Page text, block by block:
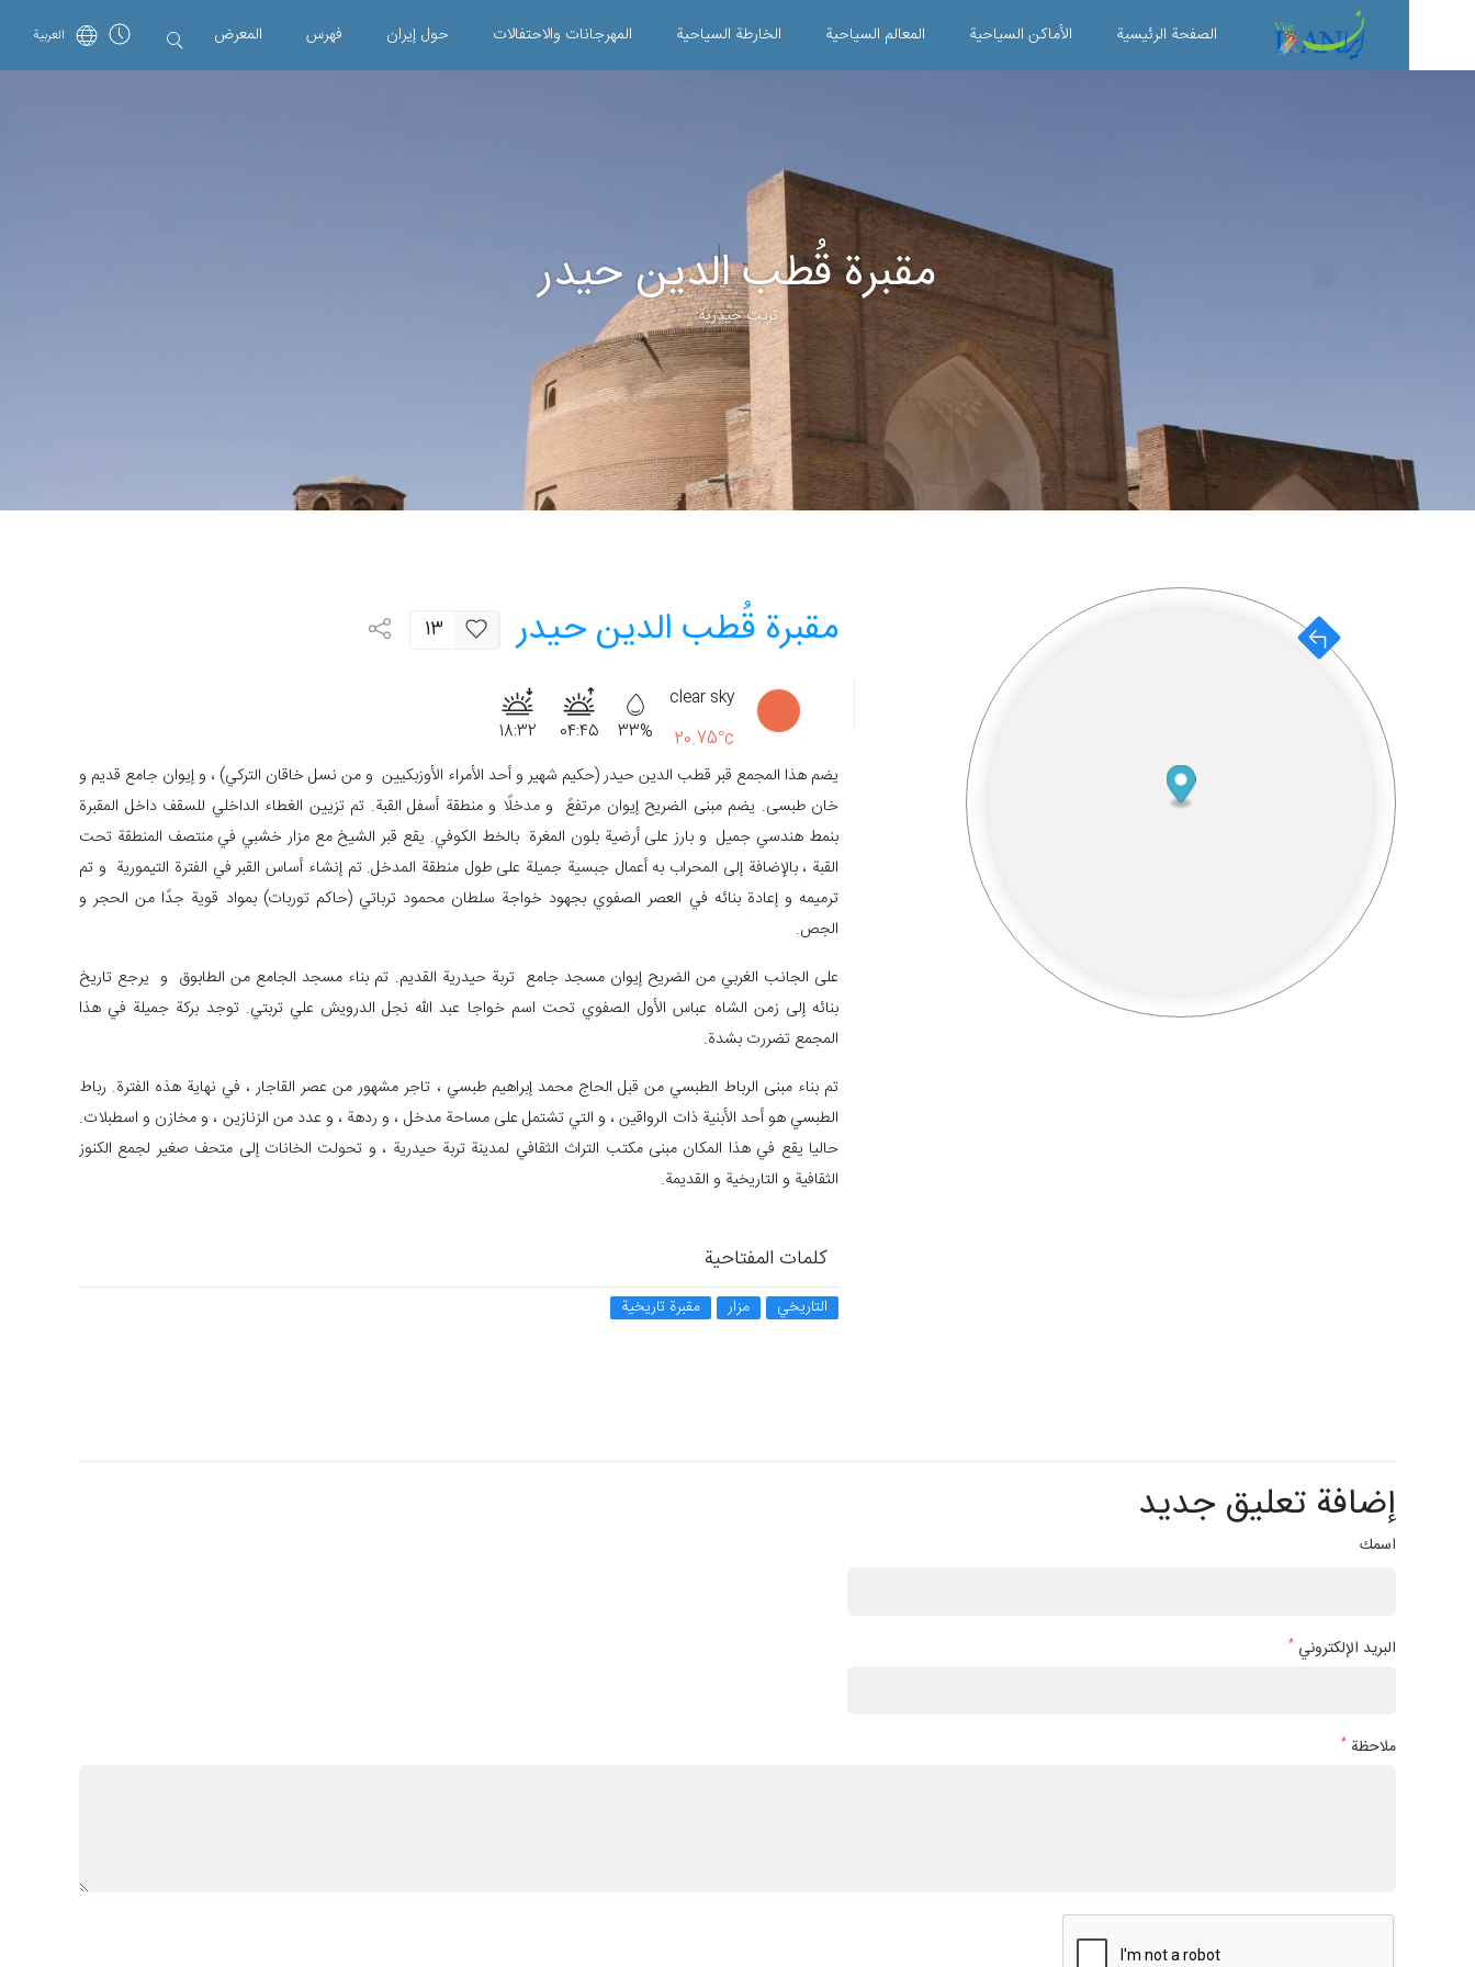
الصفحة الرئیسية الأماکن السیاحية المعالم السياحية الخارطة السياحية المهرجانات والاحتفالات حول إیران فهرس المعرض العربية
مقبرة قُطب الدين حيدر
تربت حيدرية
مقبرة قُطب الدين حيدر 13
clear sky
20.75°c
33%
04:45
18:32
يضم هذا المجمع قبر قطب الدين حيدر (حكيم شهير و أحد الأمراء الأوزبكيين و من نسل خاقان التركي) ، و إيوان جامع قديم و
خان طبسی. يضم مبنى الضريح إيوان مرتفعً و مدخلًا و منطقة أسفل القبة. تم تزيين الغطاء الداخلي للسقف داخل المقبرة
بنمط هندسي جميل و بارز على أرضية بلون المغرة بالخط الكوفي. يقع قبر الشيخ مع مزار خشبي في منتصف المنطقة تحت
القبة ، بالإضافة إلى المحراب به أعمال جبسية جميلة على طول منطقة المدخل. تم إنشاء أساس القبر في الفترة التيمورية و تم
ترميمه و إعادة بنائه في العصر الصفوي بجهود خواجة سلطان محمود ترباتي (حاكم توربات) بمواد قوية جدًا من الحجر و
الجص.
على الجانب الغربي من الضريح إيوان مسجد جامع تربة حيدرية القديم. تم بناء مسجد الجامع من الطابوق و يرجع تاريخ
بنائه إلى زمن الشاه عباس الأول الصفوي تحت اسم خواجا عبد الله نجل الدرويش علي تربتي. توجد بركة جميلة في هذا
المجمع تضررت بشدة.
تم بناء مبنى الرباط الطبسي من قبل الحاج محمد إبراهيم طبسي ، تاجر مشهور من عصر القاجار ، في نهاية هذه الفترة. رباط
الطبسي هو أحد الأبنية ذات الرواقين ، و التي تشتمل على مساحة مدخل ، و ردهة ، و عدد من الزنازين ، و مخازن و اسطبلات.
حاليا يقع في هذا المكان مبنى مكتب التراث الثقافي لمدينة تربة حيدرية ، و تحولت الخانات إلى متحف صغير لجمع الكنوز
الثقافية و التاريخية و القديمة.
كلمات المفتاحية
التاريخي مزار مقبرة تاريخية
إضافة تعليق جديد
اسمك
البريد الإلكتروني *
ملاحظة *